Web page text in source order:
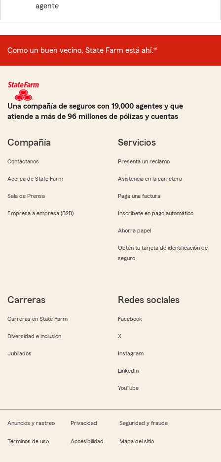
agente
Como un buen vecino, State Farm está ahí.®
Una compañía de seguros con 19,000 agentes y que
atiende a más de 96 millones de pólizas y cuentas
Compañía
Contáctanos
Acerca de State Farm
Sala de Prensa
Empresa a empresa (B2B)
Servicios
Presenta un reclamo
Asistencia en la carretera
Paga una factura
Inscríbete en pago automático
Ahorra papel
Obtén tu tarjeta de identificación de
seguro
Carreras
Carreras en State Farm
Diversidad e inclusión
Jubilados
Redes sociales
Facebook
X
Instagram
LinkedIn
YouTube
Anuncios y rastreo Privacidad Seguridad y fraude
Términos de uso Accesibilidad Mapa del sitio